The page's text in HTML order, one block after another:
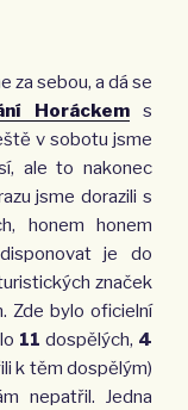
za sebou, a dá se
Horáckems
v sobotu jsme
ale to nakonec
jsme dorazili s
honem honem
je do
značek
Zde bylo oficielní
11 dospělých, 4
k těm dospělým)
nepatřil. Jedna